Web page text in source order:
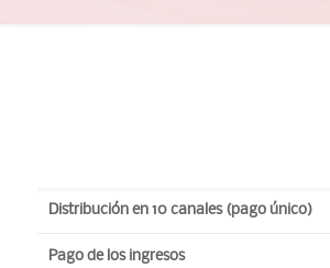
Distribución en 10 canales (pago único)
Pago de los ingresos